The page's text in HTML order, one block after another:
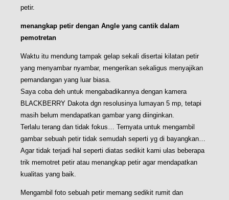
petir.
menangkap petir dengan Angle yang cantik dalam
pemotretan
Waktu itu mendung tampak gelap sekali disertai kilatan petir
yang menyambar nyambar, mengerikan sekaligus menyajikan
pemandangan yang luar biasa.
Saya coba deh untuk mengabadikannya dengan kamera
BLACKBERRY Dakota dgn resolusinya lumayan 5 mp, tetapi
masih belum mendapatkan gambar yang diinginkan.
Terlalu terang dan tidak fokus… Ternyata untuk mengambil
gambar sebuah petir tidak semudah seperti yg di bayangkan…
Agar tidak terjadi hal seperti diatas sedikit kami ulas beberapa
trik memotret petir atau menangkap petir agar mendapatkan
kualitas yang baik.
Mengambil foto sebuah petir memang sedikit rumit dan